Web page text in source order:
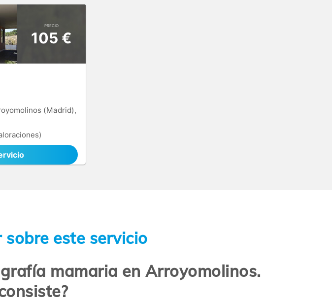
PRECIO
105 €
(Madrid),
sobre este servicio
mamaria en Arroyomolinos.